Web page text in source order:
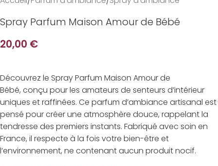
Spray Parfum Maison Amour de Bébé
20,00 €
Découvrez le Spray Parfum Maison Amour de
Bébé, conçu pour les amateurs de senteurs d’intérieur
uniques et raffinées. Ce parfum d’ambiance artisanal est
pensé pour créer une atmosphère douce, rappelant la
tendresse des premiers instants. Fabriqué avec soin en
France, il respecte à la fois votre bien-être et
l’environnement, ne contenant aucun produit nocif.